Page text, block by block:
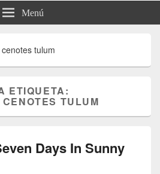
Menú
tulum
ETIQUETA:
TULUM
Days In Sunny